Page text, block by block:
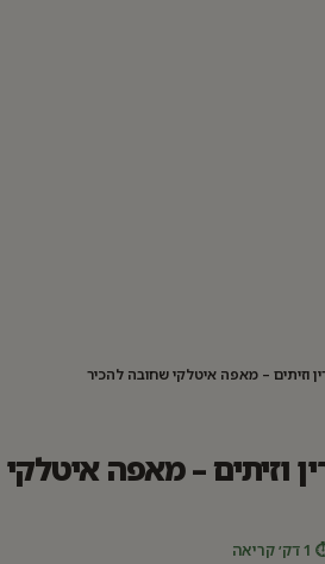
וזיתים – מאפה איטלקי שחובה להכיר
וזיתים – מאפה איטלקי